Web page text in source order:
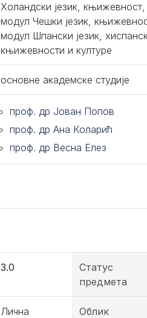
Холандски језик, књижевност,
модул Чешки језик,
модул Шпански језик,
књижевности и културе
основне академске студије
проф. др Јован Попов
проф. др Ана Коларић
проф. др Весна Елез
3.0
Статус
предмета
Лична
Облик